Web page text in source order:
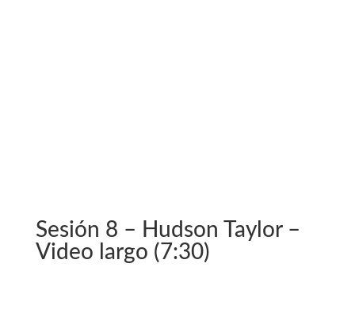
Sesión 8 – Hudson Taylor –
Video largo (7:30)